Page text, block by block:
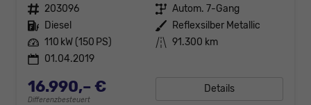
Fahrzeugnr. 203096 Getriebe Autom. 7-Gang
Kraftstoff Diesel Außenfarbe Reflexsilber Metallic
Leistung 110 kW (150 PS) Kilometerstand 91.300 km
01.04.2019
16.990,– €
Differenzbesteuert
Details